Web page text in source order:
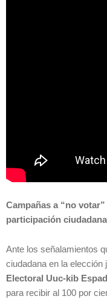
Campañas a “no
participación ciudadana
Ante los señalamientos
ciudadana en la elección
Electoral Uuc-kib
para recibir al 100 por